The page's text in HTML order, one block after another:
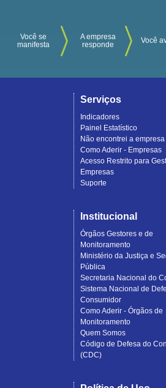
Você se
manifesta
A empresa
responde
Você
Serviços
Indicadores
Painel Estatístico
Não encontrei a empresa
Como Aderir - Empresas
Acesso Restrito para
Empresas
Suporte
Institucional
Órgãos Gestores e de
Monitoramento
Ministério da Justiça e
Pública
Secretaria Nacional do
Sistema Nacional de
Consumidor
Como Aderir - Órgãos de
Monitoramento
Quem Somos
Código de Defesa do
(CDC)